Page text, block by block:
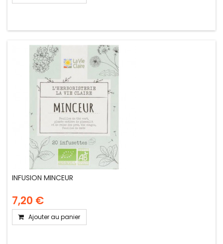
INFUSION MINCEUR
7,20 €
Ajouter au panier